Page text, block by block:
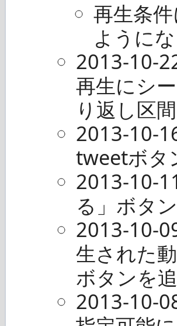
再生条
ように
2013-10-
再生にシ
り返し区
2013-10-
tweetボタ
2013-10-
る」ボタ
2013-10-
生された
ボタンを
2013-10-